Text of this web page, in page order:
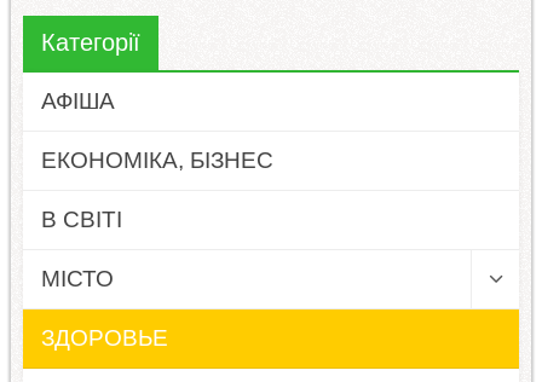
Категорії
АФІША
ЕКОНОМІКА, БІЗНЕС
В СВІТІ
МІСТО
ЗДОРОВЬЕ